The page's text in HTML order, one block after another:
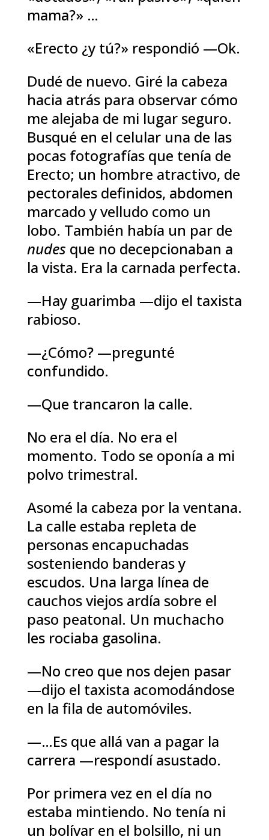
mama?» …
«Erecto ¿y tú?» respondió —Ok.
Dudé de nuevo. Giré la cabeza
hacia atrás para observar cómo
me alejaba de mi lugar seguro.
Busqué en el celular una de las
pocas fotografías que tenía de
Erecto; un hombre atractivo, de
pectorales definidos, abdomen
marcado y velludo como un
lobo. También había un par de
nudes que no decepcionaban a
la vista. Era la carnada perfecta.
—Hay guarimba —dijo el taxista
rabioso.
—¿Cómo? —pregunté
confundido.
—Que trancaron la calle.
No era el día. No era el
momento. Todo se oponía a mi
polvo trimestral.
Asomé la cabeza por la ventana.
La calle estaba repleta de
personas encapuchadas
sosteniendo banderas y
escudos. Una larga línea de
cauchos viejos ardía sobre el
paso peatonal. Un muchacho
les rociaba gasolina.
—No creo que nos dejen pasar
—dijo el taxista acomodándose
en la fila de automóviles.
—…Es que allá van a pagar la
carrera —respondí asustado.
Por primera vez en el día no
estaba mintiendo. No tenía ni
un bolívar en el bolsillo, ni un